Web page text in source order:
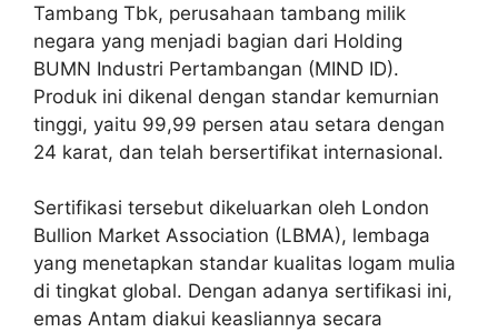
Tambang Tbk, perusahaan tambang milik
negara yang menjadi bagian dari Holding
BUMN Industri Pertambangan (MIND ID).
Produk ini dikenal dengan standar kemurnian
tinggi, yaitu 99,99 persen atau setara dengan
24 karat, dan telah bersertifikat internasional.
Sertifikasi tersebut dikeluarkan oleh London
Bullion Market Association (LBMA), lembaga
yang menetapkan standar kualitas logam mulia
di tingkat global. Dengan adanya sertifikasi ini,
emas Antam diakui keasliannya secara